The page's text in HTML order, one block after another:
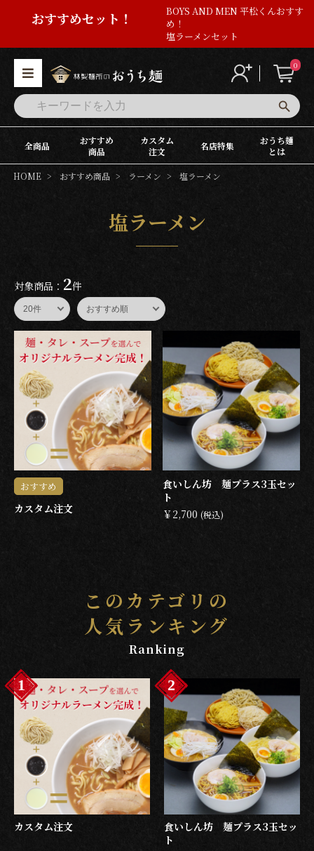
おすすめセット！
BOYS AND MEN 平松くんおすす
め！
塩ラーメンセット
0
全商品
おすすめ
商品
カスタム
注文
名店特集
おうち麺
とは
HOME おすすめ商品 ラーメン 塩ラーメン
塩ラーメン
対象商品： 2件
おすすめ
カスタム注文
食いしん坊 麺プラス3玉セッ
ト
￥2,700 (税込)
このカテゴリの
人気ランキング
Ranking
1
カスタム注文
2
食いしん坊 麺プラス3玉セッ
ト